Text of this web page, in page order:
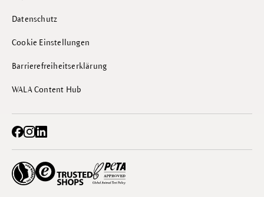
Datenschutz
Cookie Einstellungen
Barrierefreiheitserklärung
WALA Content Hub